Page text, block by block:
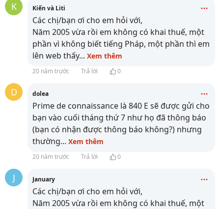
K Kiến và Liti
Các chị/bạn ơi cho em hỏi với,
Năm 2005 vừa rồi em không có khai thuế, một
phần vì không biết tiếng Pháp, một phần thì em
lên web thấy... Xem thêm
20 năm trước Trả lời 0
D dolea
Prime de connaissance là 840 E sẽ được gửi cho
bạn vào cuối tháng thứ 7 như họ đã thông báo
(bạn có nhận được thông báo không?) nhưng
thường... Xem thêm
20 năm trước Trả lời 0
J January
Các chị/bạn ơi cho em hỏi với,
Năm 2005 vừa rồi em không có khai thuế, một